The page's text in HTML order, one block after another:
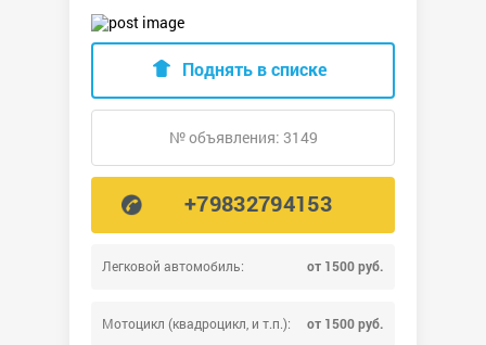
Легковой автомобиль: от 1500 руб.
Мотоцикл (квадроцикл, и т.п.): от 1500 руб.
Поднять в списке
№ объявления: 3149
+79832794153